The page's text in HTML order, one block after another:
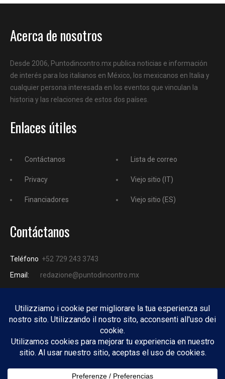
Acerca de nosotros
Desde 2006, Puntodincontro.mx publica noticias e información
de interés para los italianos en México, los mexicanos en Italia y
cualquier persona interesada en los eventos que vinculan la
historia y las relaciones de estos dos países.
Enlaces útiles
Contáctanos
Privacy
Financiadores
Lista de correo
Viejo sitio (IT)
Viejo sitio (ES)
Contáctanos
Teléfono +52 729 243 3743
Email:
redazione@puntodincontro.mx
PUNTODINCONTRO